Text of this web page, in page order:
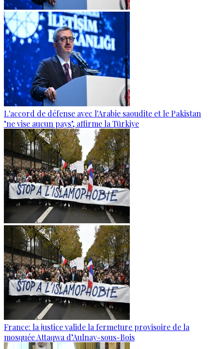
L'accord de défense avec l'Arabie saoudite et le Pakistan
"ne vise aucun pays", affirme la Türkiye
France: la justice valide la fermeture provisoire de la
mosquée Attaqwa d’Aulnay-sous-Bois